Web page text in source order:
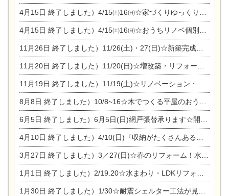
4月15日 終了しました）4/15㈯16㈰☆家づくりゆっくりじっくり個別相談会
4月15日 終了しました）4/15㈯16㈰☆おうちリノベ個別相談会
11月26日 終了しました）11/26(土)・27(日)☆新築完成見学会 in一宮市あずら
11月20日 終了しました）11/20(日)☆増改築・リフォームまつり＆秋の味覚まつり＆芸術祭
11月19日 終了しました）11/19(土)☆リノベーション・家の修理まつり＆増改築・リフォームまつりin扶桑ゴルフ
8月8日 終了しました）10/8~16☆木でつくる平屋のおうちのつくり方【完全予約制】
6月5日 終了しました）6月5日(日)網戸張替承ります☆開催！
4月10日 終了しました）4/10(日)『収納がたくさんあるおうち現場見学会』
3月27日 終了しました）3／27(日)☆春のリフォーム！水まわりLDKリフォーム相談会&今がチャンス！エアコン相談会
1月1日 終了しました）2/19.20☆水まわり・LDKリフォーム相談会＆エアコン相談会
1月30日 終了しました）1/30☆耐震シェルター工法が見れる完成見学会